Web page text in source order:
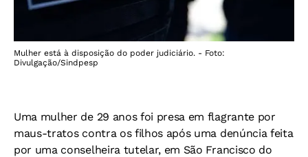
Mulher está à disposição do poder judiciário. - Foto:
Divulgação/Sindpesp
Uma mulher de 29 anos foi presa em flagrante por
maus-tratos contra os filhos após uma denúncia feita
por uma conselheira tutelar, em São Francisco do